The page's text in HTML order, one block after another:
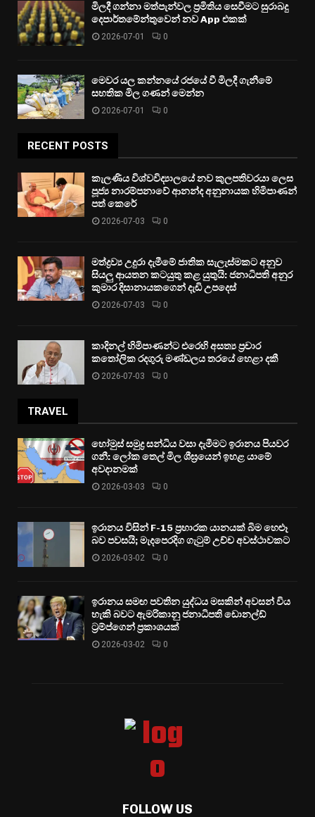
මිලදී ගන්නා මත්පැන්වල ප්‍රමිතිය සෙවීමට සුරාබදු
දෙපාර්තමේන්තුවෙන් නව App එකක්
2026-07-01 0
මෙවර යල කන්නයේ රජයේ වී මිලදී ගැනීමේ
සහතික මිල ගණන් මෙන්න
2026-07-01 0
RECENT POSTS
කැලණිය විශ්වවිද්‍යාලයේ නව කුලපතිවරයා ලෙස
පූජ්‍ය නාරම්පනාවේ ආනන්ද අනුනායක හිමිපාණන්
පත් කෙරේ
2026-07-03 0
මත්ද්‍රව්‍ය උදුරා දැමීමේ ජාතික සැලැස්මකට අනුව
සියලු ආයතන කටයුතු කළ යුතුයි: ජනාධිපති අනුර
කුමාර දිසානායකගෙන් දැඩි උපදෙස්
2026-07-03 0
කාදිනල් හිමිපාණන්ට එරෙහි අසත්‍ය ප්‍රචාර
කතෝලික රදගුරු මණ්ඩලය තරයේ හෙළා දකී
2026-07-03 0
TRAVEL
හෝමුස් සමුද්‍ර සන්ධිය වසා දැමීමට ඉරානය පියවර
ගනී: ලෝක තෙල් මිල ශීඝ්‍රයෙන් ඉහළ යාමේ
අවදානමක්
2026-03-03 0
ඉරානය විසින් F-15 ප්‍රහාරක යානයක් බිම හෙළූ
බව පවසයි; මැදපෙරදිග ගැටුම් උච්ච අවස්ථාවකට
2026-03-02 0
ඉරානය සමඟ පවතින යුද්ධය මසකින් අවසන් විය
හැකි බවට ඇමරිකානු ජනාධිපති ඩොනල්ඩ්
ට්‍රම්ප්ගෙන් ප්‍රකාශයක්
2026-03-02 0
FOLLOW US